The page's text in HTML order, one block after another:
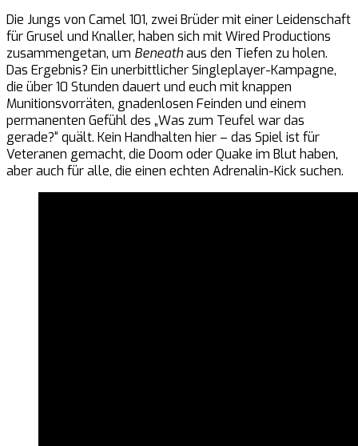
Die Jungs von Camel 101, zwei Brüder mit einer Leidenschaft
für Grusel und Knaller, haben sich mit Wired Productions
zusammengetan, um Beneathaus den Tiefen zu holen.
Das Ergebnis? Ein unerbittlicher Singleplayer-Kampagne,
die über 10 Stunden dauert und euch mit knappen
Munitionsvorräten, gnadenlosen Feinden und einem
permanenten Gefühl des „Was zum Teufel war das
gerade?“ quält. Kein Handhalten hier – das Spiel ist für
Veteranen gemacht, die Doom oder Quake im Blut haben,
aber auch für alle, die einen echten Adrenalin-Kick suchen.